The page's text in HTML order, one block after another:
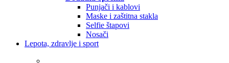
Punjači i kablovi
Maske i zaštitna stakla
Selfie štapovi
Nosači
Lepota, zdravlje i sport